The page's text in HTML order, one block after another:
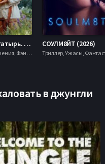
Последний богатырь. Колобок (2026)
Комедия, Приключения, Фэнтези,
СОУЛМ8ЙТ (2026)
Триллер, Ужасы,
в джунгли